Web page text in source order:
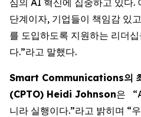
단계이자, 기업들이 책임감 있
를 도입하도록 지원하는 리더
다.”라고 말했다.
Smart Communications의
(CPTO) Heidi Johnson은
니라 실행이다.”라고 밝히며 “